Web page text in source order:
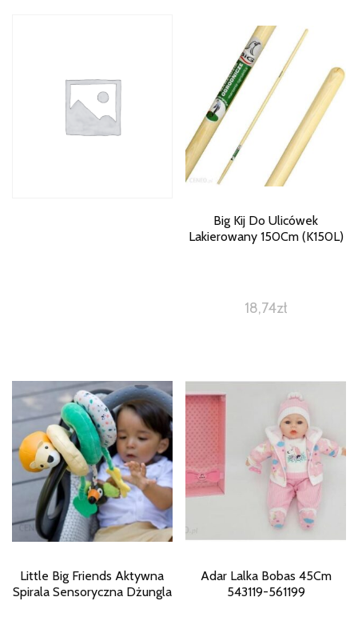
Big Kij Do Ulicówek
Lakierowany 150Cm (K150L)
18,74zł
Little Big Friends Aktywna
Spirala Sensoryczna Dżungla
Adar Lalka Bobas 45Cm
543119-561199